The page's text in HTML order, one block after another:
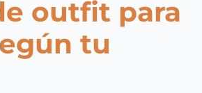
outfit para
tu